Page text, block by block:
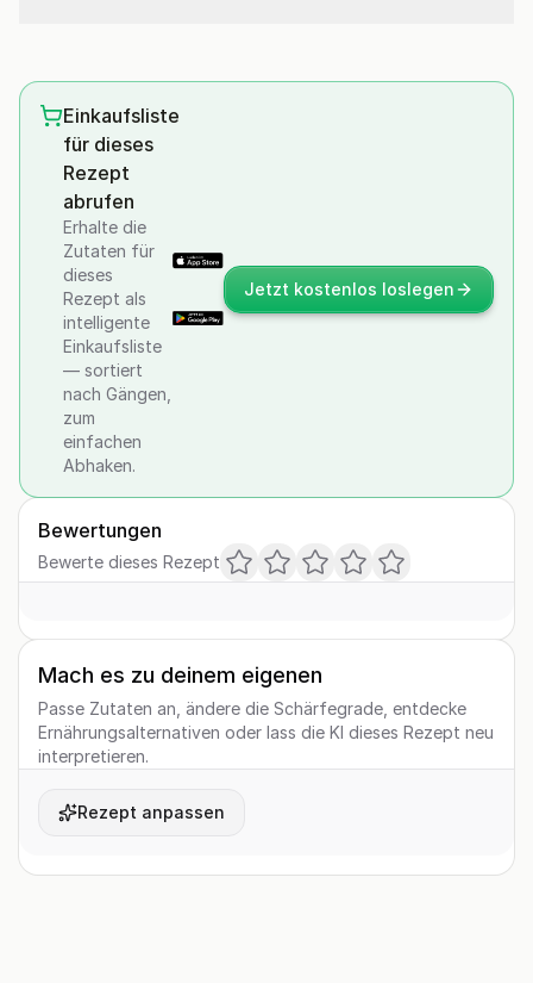
Einkaufsliste
für dieses
Rezept
abrufen
Erhalte die
Zutaten für
dieses
Rezept als
intelligente
Einkaufsliste
— sortiert
nach Gängen,
zum
einfachen
Abhaken.
Jetzt kostenlos loslegen
Bewertungen
Bewerte dieses Rezept
Mach es zu deinem eigenen
Passe Zutaten an, ändere die Schärfegrade, entdecke
Ernährungsalternativen oder lass die KI dieses Rezept neu
interpretieren.
Rezept anpassen